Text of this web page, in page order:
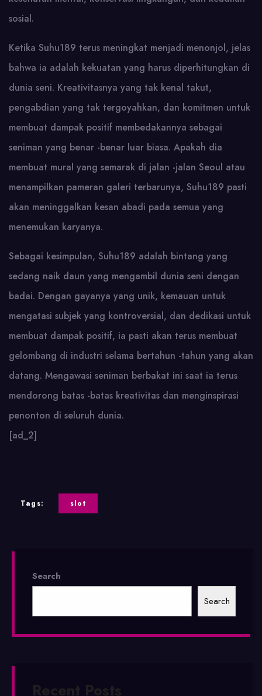
sosial.
Ketika Suhu189 terus meningkat menjadi menonjol, jelas
bahwa ia adalah kekuatan yang harus diperhitungkan di
dunia seni. Kreativitasnya yang tak kenal takut,
pengabdian yang tak tergoyahkan, dan komitmen untuk
membuat dampak positif membedakannya sebagai
seniman yang benar -benar luar biasa. Apakah dia
membuat mural yang semarak di jalan -jalan Seoul atau
menampilkan pameran galeri terbarunya, Suhu189 pasti
akan meninggalkan kesan abadi pada semua yang
menemukan karyanya.
Sebagai kesimpulan, Suhu189 adalah bintang yang
sedang naik daun yang mengambil dunia seni dengan
badai. Dengan gayanya yang unik, kemauan untuk
mengatasi subjek yang kontroversial, dan dedikasi untuk
membuat dampak positif, ia pasti akan terus membuat
gelombang di industri selama bertahun -tahun yang akan
datang. Mengawasi seniman berbakat ini saat ia terus
mendorong batas -batas kreativitas dan menginspirasi
penonton di seluruh dunia.
[ad_2]
Tags: slot
Search
Search
Recent Posts